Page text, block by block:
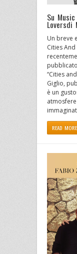
Su
Loversdi
Un breve
Cities
“Cities
Giglio,
è un
READ MORE